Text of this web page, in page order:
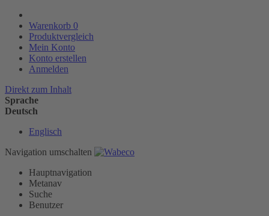
Warenkorb 0
Produktvergleich
Mein Konto
Konto erstellen
Anmelden
Direkt zum Inhalt
Sprache
Deutsch
Englisch
Navigation umschalten
Hauptnavigation
Metanav
Suche
Benutzer